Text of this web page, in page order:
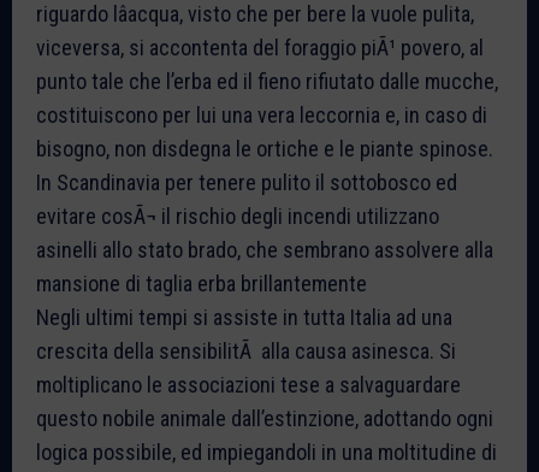
riguardo lâacqua, visto che per bere la vuole pulita,
viceversa, si accontenta del foraggio piÃ¹ povero, al
punto tale che l’erba ed il fieno rifiutato dalle mucche,
costituiscono per lui una vera leccornia e, in caso di
bisogno, non disdegna le ortiche e le piante spinose.
In Scandinavia per tenere pulito il sottobosco ed
evitare cosÃ¬ il rischio degli incendi utilizzano
asinelli allo stato brado, che sembrano assolvere alla
mansione di taglia erba brillantemente
Negli ultimi tempi si assiste in tutta Italia ad una
crescita della sensibilitÃ alla causa asinesca. Si
moltiplicano le associazioni tese a salvaguardare
questo nobile animale dall’estinzione, adottando ogni
logica possibile, ed impiegandoli in una moltitudine di